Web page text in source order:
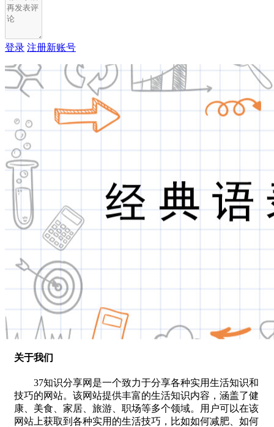
登录 注册新账号
关于我们
37知识分享网是一个致力于分享各种实用生活知识和
技巧的网站。该网站提供丰富的生活知识内容，涵盖了健
康、美食、家居、旅游、职场等多个领域。用户可以在该
网站上获取到各种实用的生活技巧，比如如何减肥、如何